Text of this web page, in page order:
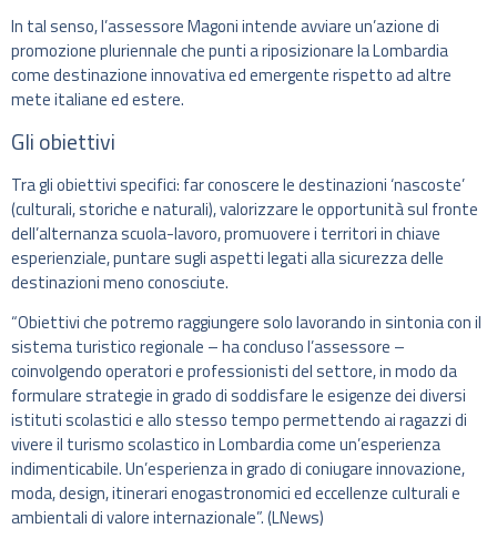
In tal senso, l’assessore Magoni intende avviare un’azione di
promozione pluriennale che punti a riposizionare la Lombardia
come destinazione innovativa ed emergente rispetto ad altre
mete italiane ed estere.
Gli obiettivi
Tra gli obiettivi specifici: far conoscere le destinazioni ‘nascoste’
(culturali, storiche e naturali), valorizzare le opportunità sul fronte
dell’alternanza scuola-lavoro, promuovere i territori in chiave
esperienziale, puntare sugli aspetti legati alla sicurezza delle
destinazioni meno conosciute.
“Obiettivi che potremo raggiungere solo lavorando in sintonia con il
sistema turistico regionale – ha concluso l’assessore –
coinvolgendo operatori e professionisti del settore, in modo da
formulare strategie in grado di soddisfare le esigenze dei diversi
istituti scolastici e allo stesso tempo permettendo ai ragazzi di
vivere il turismo scolastico in Lombardia come un’esperienza
indimenticabile. Un’esperienza in grado di coniugare innovazione,
moda, design, itinerari enogastronomici ed eccellenze culturali e
ambientali di valore internazionale”. (LNews)